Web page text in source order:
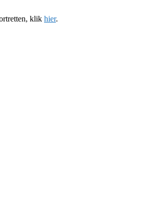
klik hier.